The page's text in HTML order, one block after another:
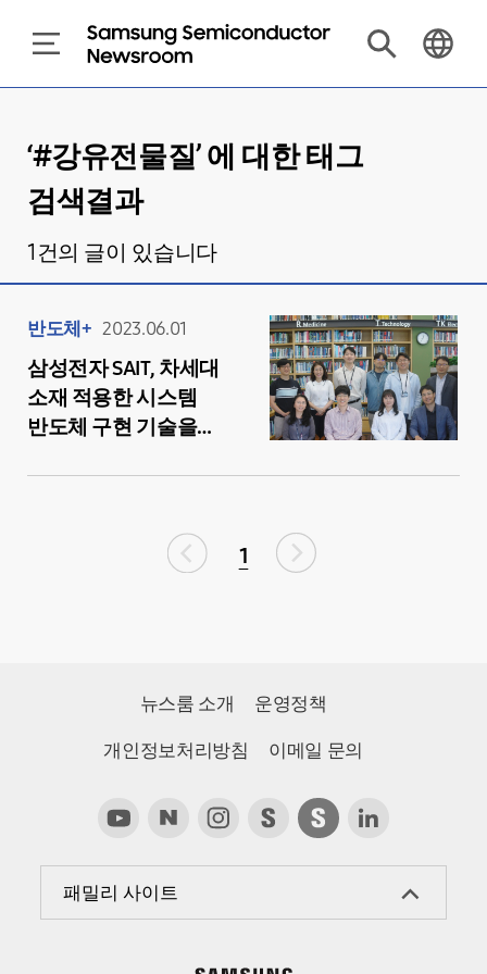
‘#강유전물질’ 에 대한 태그
검색결과
1 건의 글이 있습니다
반도체+ 2023.06.01
삼성전자 SAIT, 차세대
소재 적용한 시스템
반도체 구현 기술을
1
뉴스룸 소개 운영정책
개인정보처리방침 이메일 문의
패밀리 사이트